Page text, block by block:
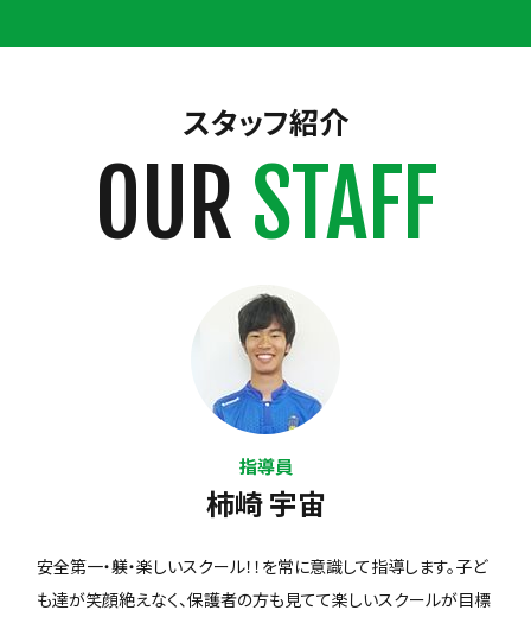
スタッフ紹介
OUR STAFF
指導員
柿崎 宇宙
安全第一・躾・楽しいスクール！！を常に意識して指導します。子ど
も達が笑顔絶えなく、保護者の方も見てて楽しいスクールが目標